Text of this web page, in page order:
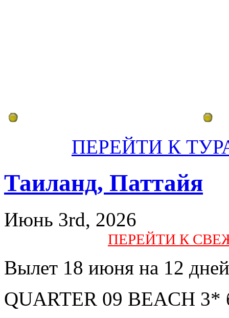
ПЕРЕЙТИ К
Таиланд, Паттайя
Июнь 3rd, 2026
ПЕРЕЙТИ К
Вылет 18 июня на 12 дней
QUARTER 09 BEACH 3*